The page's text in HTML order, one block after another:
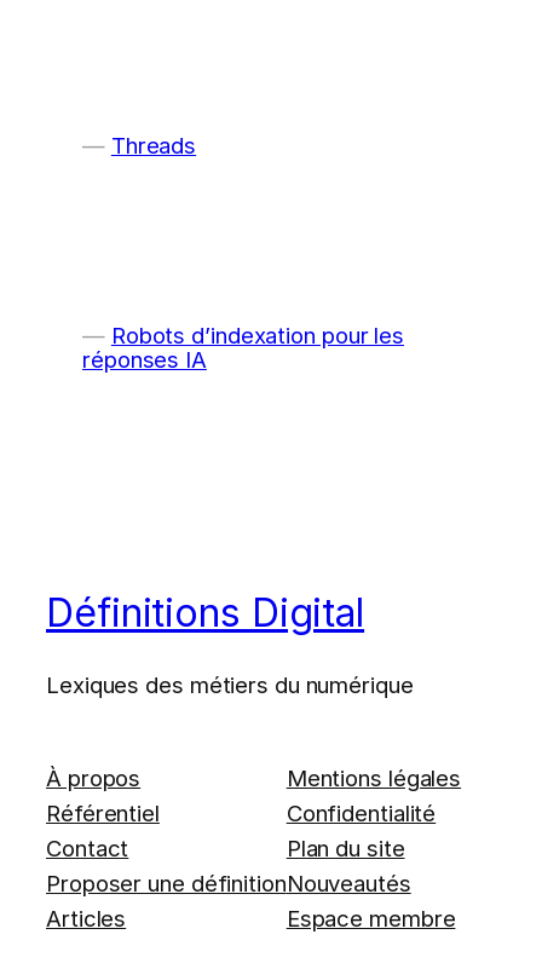
Threads
Robots d’indexation pour les
réponses IA
Définitions Digital
Lexiques des métiers du numérique
À propos
Référentiel
Contact
Proposer une définition
Articles
Mentions légales
Confidentialité
Plan du site
Nouveautés
Espace membre